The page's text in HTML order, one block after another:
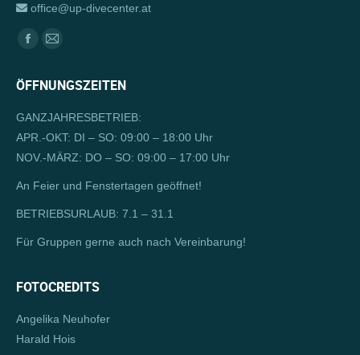
office@up-divecenter.at
Finden Sie uns auf:
Facebook
opens
in
new
window
E-
page
opens
in
new
ÖFFNUNGSZEITEN
GANZJAHRESBETRIEB:
APR.-OKT: DI – SO: 09:00 – 18:00 Uhr
NOV.-MÄRZ: DO – SO: 09:00 – 17:00 Uhr
An Feier und Fenstertagen geöffnet!
BETRIEBSURLAUB: 7.1 – 31.1
Für Gruppen gerne auch nach Vereinbarung!
FOTOCREDITS
Angelika Neuhofer
Harald Hois